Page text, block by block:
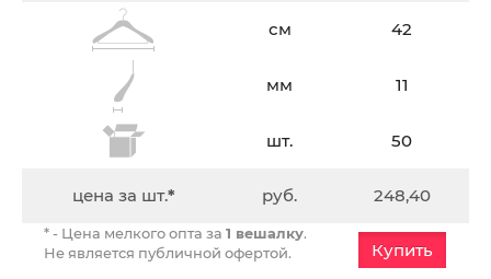
см 42
мм 11
шт. 50
цена за шт.* руб. 248,40
* - Цена мелкого опта за 1 вешалку.
Не является публичной офертой.
Купить